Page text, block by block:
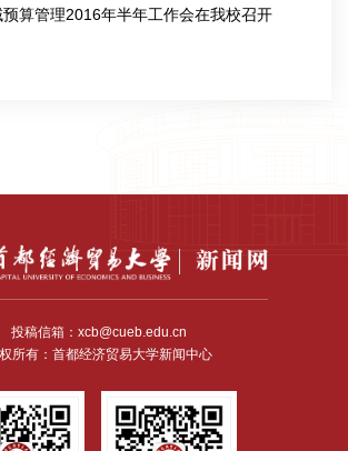
算管理2016年半年工作会在我校召开
投稿信箱：xcb@cueb.edu.cn
所有：首都经济贸易大学新闻中心